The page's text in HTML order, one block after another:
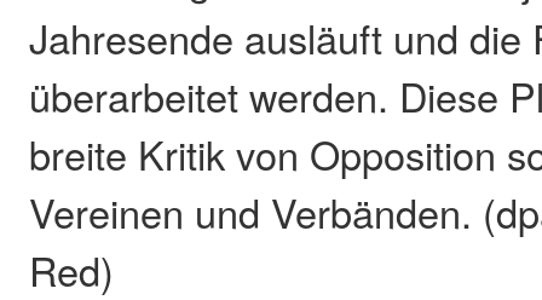
Jahresende ausläuft und die
überarbeitet werden. Diese
breite Kritik von Opposition
Vereinen und Verbänden.
Red)